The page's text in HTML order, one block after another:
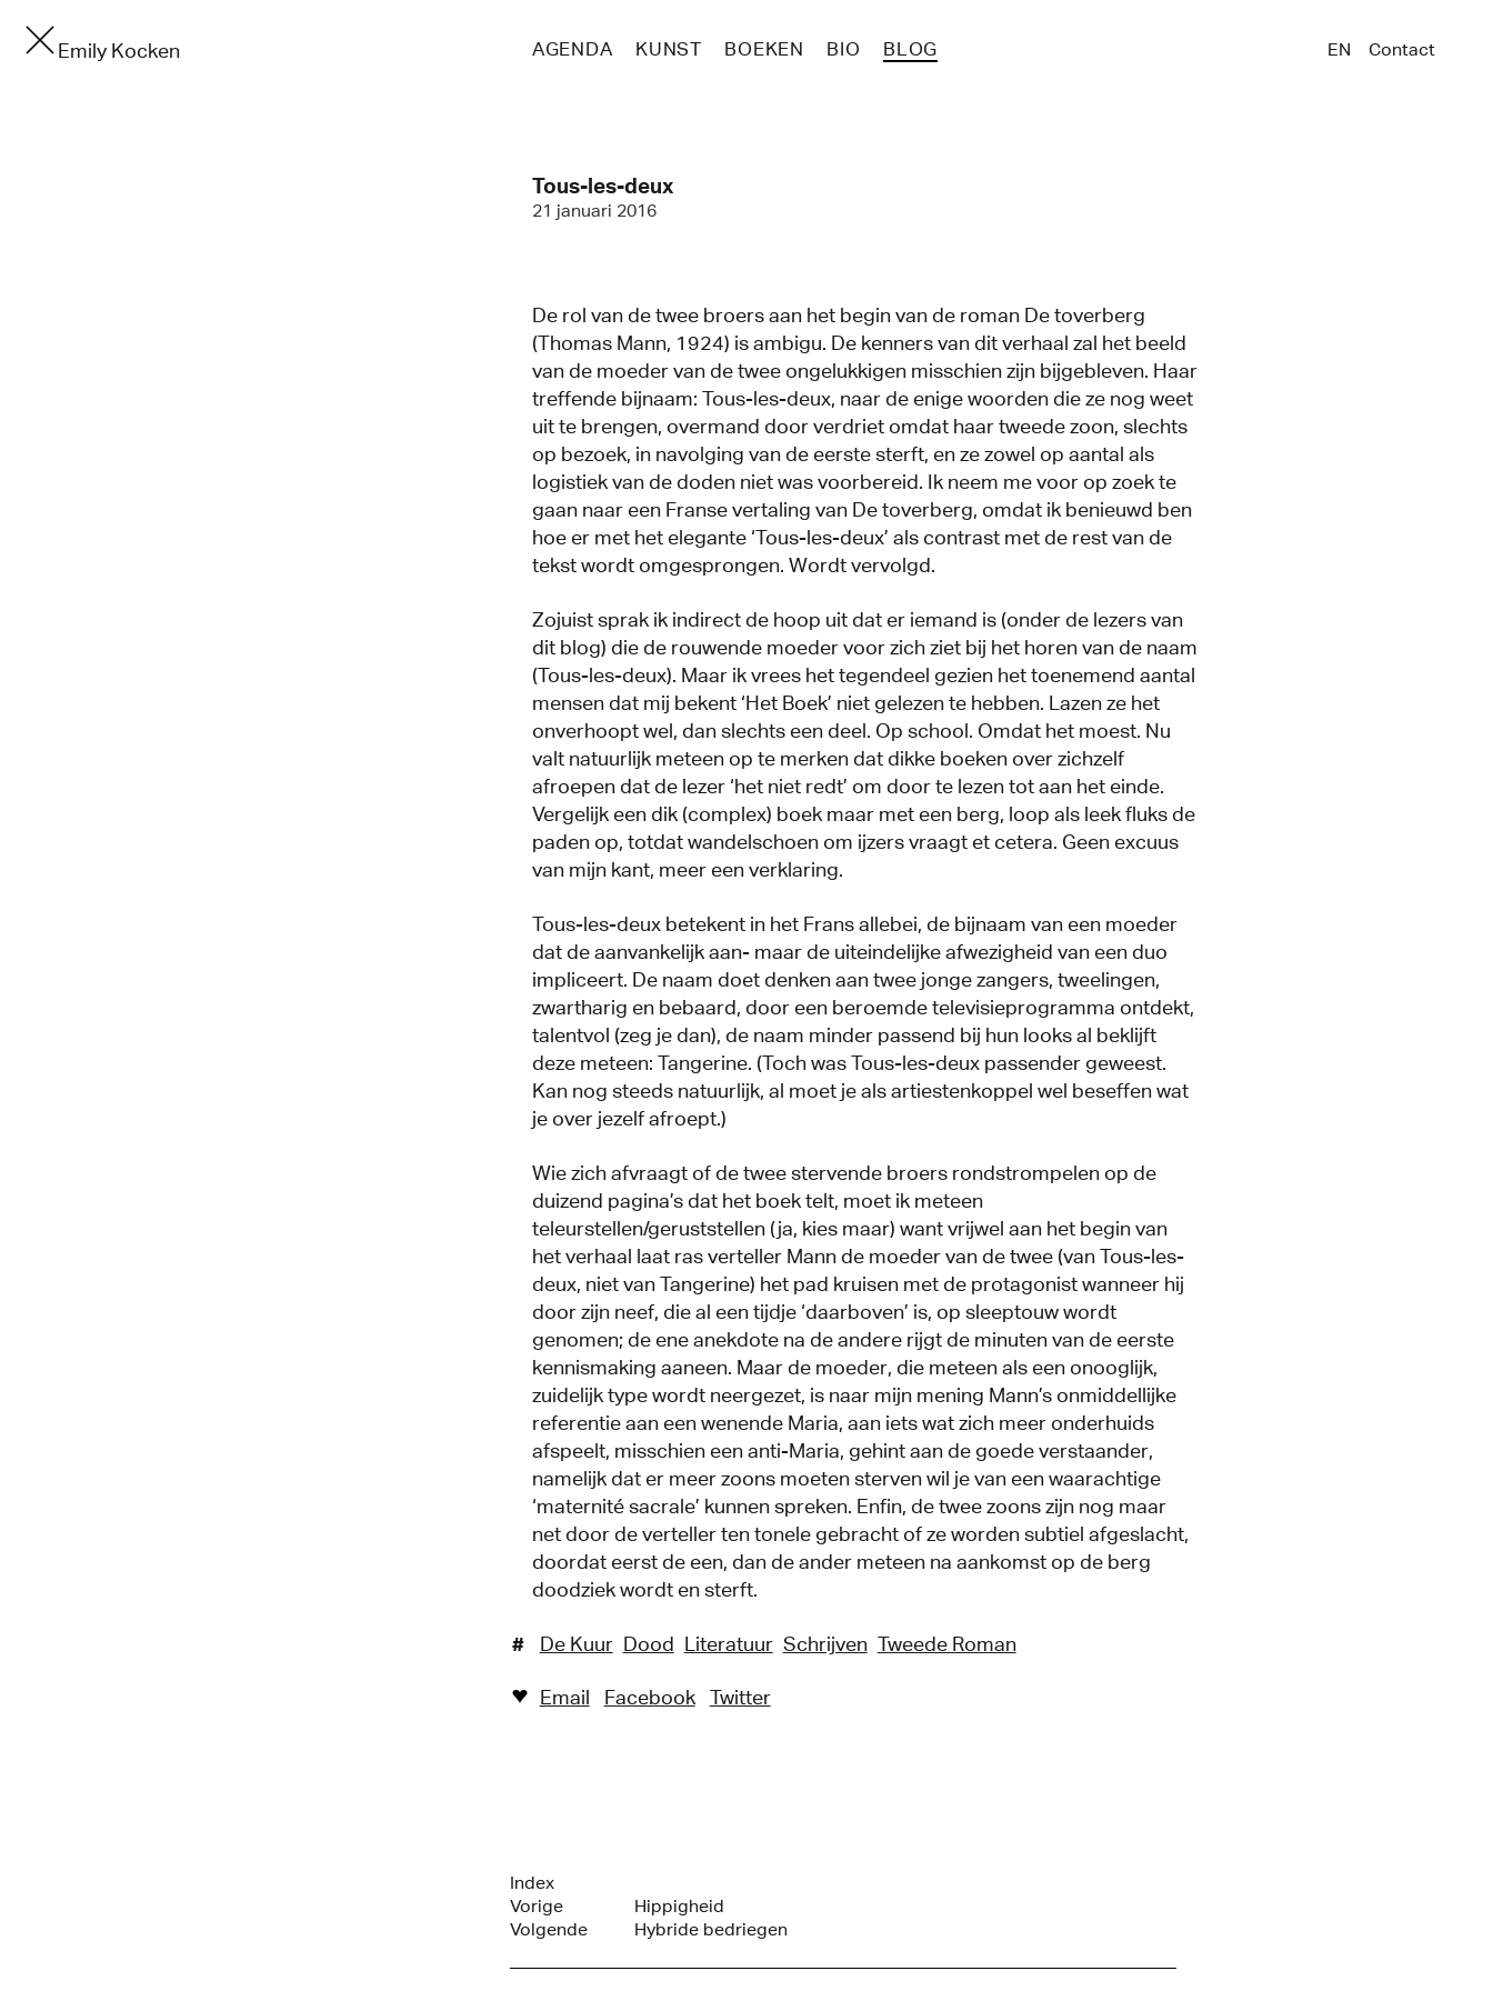
Emily Kocken AGENDA KUNST BOEKEN BIO BLOG EN Contact
Tous-les-deux
21 januari 2016
De rol van de twee broers aan het begin van de roman De toverberg
(Thomas Mann, 1924) is ambigu. De kenners van dit verhaal zal het beeld
van de moeder van de twee ongelukkigen misschien zijn bijgebleven. Haar
treffende bijnaam: Tous-les-deux, naar de enige woorden die ze nog weet
uit te brengen, overmand door verdriet omdat haar tweede zoon, slechts
op bezoek, in navolging van de eerste sterft, en ze zowel op aantal als
logistiek van de doden niet was voorbereid. Ik neem me voor op zoek te
gaan naar een Franse vertaling van De toverberg, omdat ik benieuwd ben
hoe er met het elegante ‘Tous-les-deux’ als contrast met de rest van de
tekst wordt omgesprongen. Wordt vervolgd.
Zojuist sprak ik indirect de hoop uit dat er iemand is (onder de lezers van
dit blog) die de rouwende moeder voor zich ziet bij het horen van de naam
(Tous-les-deux). Maar ik vrees het tegendeel gezien het toenemend aantal
mensen dat mij bekent ‘Het Boek’ niet gelezen te hebben. Lazen ze het
onverhoopt wel, dan slechts een deel. Op school. Omdat het moest. Nu
valt natuurlijk meteen op te merken dat dikke boeken over zichzelf
afroepen dat de lezer ‘het niet redt’ om door te lezen tot aan het einde.
Vergelijk een dik (complex) boek maar met een berg, loop als leek fluks de
paden op, totdat wandelschoen om ijzers vraagt et cetera. Geen excuus
van mijn kant, meer een verklaring.
Tous-les-deux betekent in het Frans allebei, de bijnaam van een moeder
dat de aanvankelijk aan- maar de uiteindelijke afwezigheid van een duo
impliceert. De naam doet denken aan twee jonge zangers, tweelingen,
zwartharig en bebaard, door een beroemde televisieprogramma ontdekt,
talentvol (zeg je dan), de naam minder passend bij hun looks al beklijft
deze meteen: Tangerine. (Toch was Tous-les-deux passender geweest.
Kan nog steeds natuurlijk, al moet je als artiestenkoppel wel beseffen wat
je over jezelf afroept.)
Wie zich afvraagt of de twee stervende broers rondstrompelen op de
duizend pagina’s dat het boek telt, moet ik meteen
teleurstellen/geruststellen (ja, kies maar) want vrijwel aan het begin van
het verhaal laat ras verteller Mann de moeder van de twee (van Tous-les-
deux, niet van Tangerine) het pad kruisen met de protagonist wanneer hij
door zijn neef, die al een tijdje ‘daarboven’ is, op sleeptouw wordt
genomen; de ene anekdote na de andere rijgt de minuten van de eerste
kennismaking aaneen. Maar de moeder, die meteen als een onooglijk,
zuidelijk type wordt neergezet, is naar mijn mening Mann’s onmiddellijke
referentie aan een wenende Maria, aan iets wat zich meer onderhuids
afspeelt, misschien een anti-Maria, gehint aan de goede verstaander,
namelijk dat er meer zoons moeten sterven wil je van een waarachtige
‘maternité sacrale’ kunnen spreken. Enfin, de twee zoons zijn nog maar
net door de verteller ten tonele gebracht of ze worden subtiel afgeslacht,
doordat eerst de een, dan de ander meteen na aankomst op de berg
doodziek wordt en sterft.
# De Kuur Dood Literatuur Schrijven Tweede Roman
♥︎ Email Facebook Twitter
Index
Vorige
Hippigheid
Volgende
Hybride bedriegen